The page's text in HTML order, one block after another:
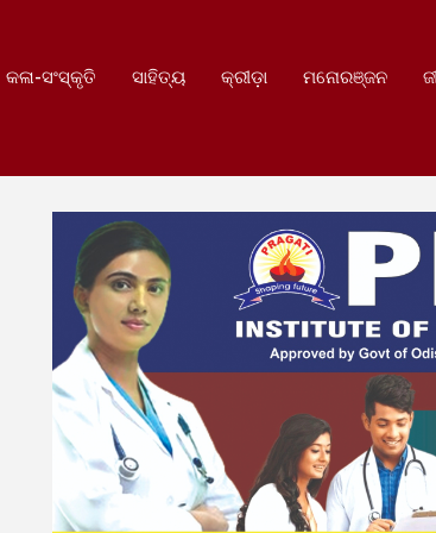
କଳା-ସଂସ୍କୃତି ସାହିତ୍ୟ କ୍ରୀଡ଼ା ମନୋରଞ୍ଜନ